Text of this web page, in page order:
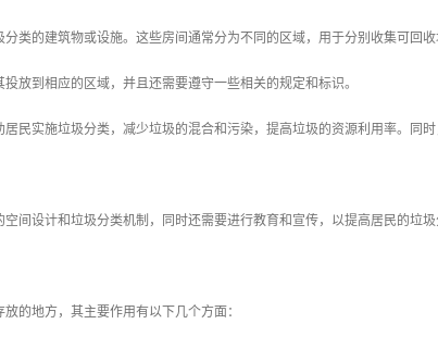
类的建筑物或设施。这些房间通常分为不同的区域，用于分别收集可回
放到相应的区域，并且还需要遵守一些相关的规定和标识。
民实施垃圾分类，减少垃圾的混合和污染，提高垃圾的资源利用率。同
间设计和垃圾分类机制，同时还需要进行教育和宣传，以提高居民的垃
的地方，其主要作用有以下几个方面：